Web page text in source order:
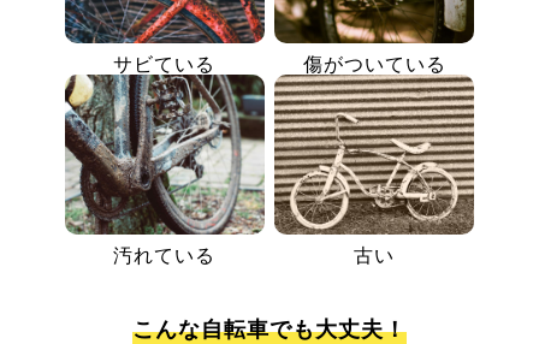
サビている 傷がついている
汚れている 古い
こんな自転車でも大丈夫！